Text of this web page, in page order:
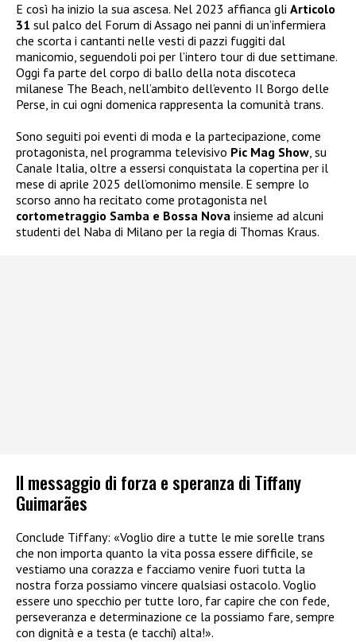
E così ha inizio la sua ascesa. Nel 2023 affianca gli Articolo
31 sul palco del Forum di Assago nei panni di un’infermiera
che scorta i cantanti nelle vesti di pazzi fuggiti dal
manicomio, seguendoli poi per l’intero tour di due settimane.
Oggi fa parte del corpo di ballo della nota discoteca
milanese The Beach, nell’ambito dell’evento Il Borgo delle
Perse, in cui ogni domenica rappresenta la comunità trans.
Sono seguiti poi eventi di moda e la partecipazione, come
protagonista, nel programma televisivo Pic Mag Show, su
Canale Italia, oltre a essersi conquistata la copertina per il
mese di aprile 2025 dell’omonimo mensile. E sempre lo
scorso anno ha recitato come protagonista nel
cortometraggio Samba e Bossa Nova insieme ad alcuni
studenti del Naba di Milano per la regia di Thomas Kraus.
Il messaggio di forza e speranza di Tiffany
Guimarães
Conclude Tiffany: «Voglio dire a tutte le mie sorelle trans
che non importa quanto la vita possa essere difficile, se
vestiamo una corazza e facciamo venire fuori tutta la
nostra forza possiamo vincere qualsiasi ostacolo. Voglio
essere uno specchio per tutte loro, far capire che con fede,
perseveranza e determinazione ce la possiamo fare, sempre
con dignità e a testa (e tacchi) alta!».